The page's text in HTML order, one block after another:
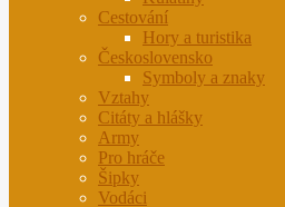
Cestování
Hory a turistika
Československo
Symboly a znaky
Vztahy
Citáty a hlášky
Army
Pro hráče
Šipky
Vodáci